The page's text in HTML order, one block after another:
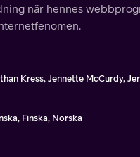
när hennes
Kress, Jennette McCurdy,
Finska, Norska